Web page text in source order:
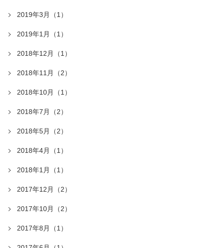
2019年3月（1）
2019年1月（1）
2018年12月（1）
2018年11月（2）
2018年10月（1）
2018年7月（2）
2018年5月（2）
2018年4月（1）
2018年1月（1）
2017年12月（2）
2017年10月（2）
2017年8月（1）